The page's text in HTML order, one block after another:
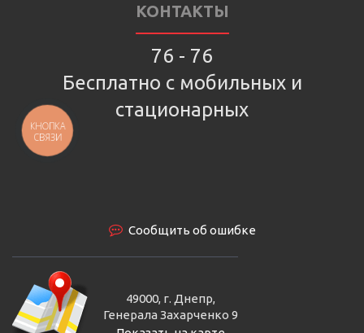
КОНТАКТЫ
76 - 76
Бесплатно с мобильных и
стационарных
Сообщить об ошибке
49000, г. Днепр,
Генерала Захарченко 9
КНОПКА
СВЯЗИ